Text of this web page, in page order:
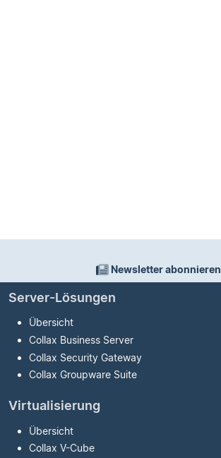
Newsletter abonnieren
Server-Lösungen
Übersicht
Collax Business Server
Collax Security Gateway
Collax Groupware Suite
Virtualisierung
Übersicht
Collax V-Cube